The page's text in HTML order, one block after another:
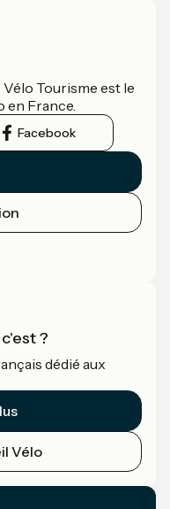
Tourisme est le
en France.
Facebook
?
dédié aux
Vélo